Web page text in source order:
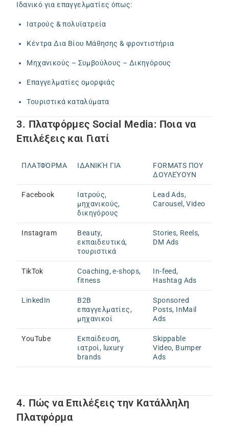
Ιδανικό για επαγγελματίες όπως:
Ιατρούς & πολυϊατρεία
Κέντρα Δια Βίου Μάθησης & φροντιστήρια
Μηχανικούς – Συμβούλους – Δικηγόρους
Επαγγελματίες ομορφιάς
Τουριστικά καταλύματα
3. Πλατφόρμες Social Media: Ποια να
Επιλέξεις και Γιατί
ΠΛΑΤΦΌΡΜΑ ΙΔΑΝΙΚΉ ΓΙΑ
FORMATS ΠΟΥ
ΔΟΥΛΕΎΟΥΝ
Facebook
Ιατρούς,
μηχανικούς,
δικηγόρους
Lead Ads,
Carousel, Video
Instagram
Beauty,
εκπαιδευτικά,
τουριστικά
Stories, Reels,
DM Ads
TikTok
Coaching, e-shops,
fitness
In-feed,
Hashtag Ads
LinkedIn
B2B
επαγγελματίες,
μηχανικοί
Sponsored
Posts, InMail
Ads
YouTube
Εκπαίδευση,
ιατροί, luxury
brands
Skippable
Video, Bumper
Ads
4. Πώς να Επιλέξεις την Κατάλληλη
Πλατφόρμα